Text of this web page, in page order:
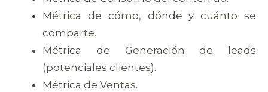
Métrica de cómo, dónde y cuánto se
comparte.
Métrica de Generación de leads
(potenciales clientes).
Métrica de Ventas.